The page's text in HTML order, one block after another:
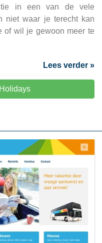
in een van de vele
niet waar je terecht kan
of wil je gewoon meer te
Lees verder »